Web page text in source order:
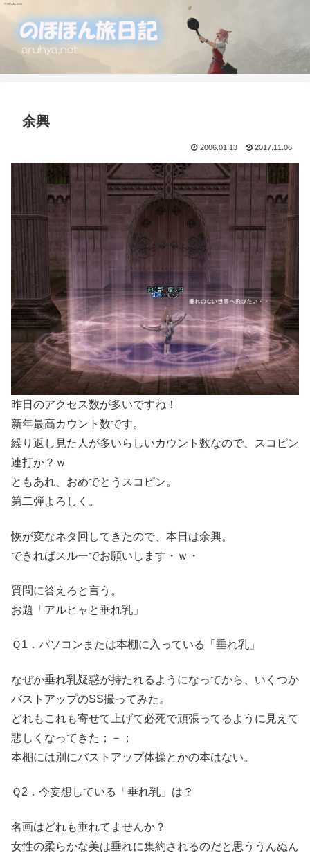
余興
2006.01.13 2017.11.06
昨日のアクセス数が多いですね！
新年最高カウント数です。
繰り返し見た人が多いらしいカウント数なので、スコピン
連打か？ｗ
ともあれ、おめでとうスコピン。
第二弾よろしく。
恢が変なネタ回してきたので、本日は余興。
できればスルーでお願いします・ｗ・
質問に答えろと言う。
お題「アルヒャと垂れ乳」
Ｑ1．パソコンまたは本棚に入っている「垂れ乳」
なぜか垂れ乳疑惑が持たれるようになってから、いくつか
バストアップのSS撮ってみた。
どれもこれも寄せて上げて必死で頑張ってるように見えて
悲しくなってきた；－；
本棚には別にバストアップ体操とかの本はない。
Ｑ2．今妄想している「垂れ乳」は？
名画はどれも垂れてませんか？
女性の柔らかな美は垂れに集約されるのだと思ううんぬん